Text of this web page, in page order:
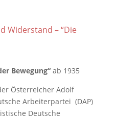
Widerstand – “Die
Bewegung“ab 1935
Österreicher Adolf
Arbeiterpartei (DAP)
Deutsche